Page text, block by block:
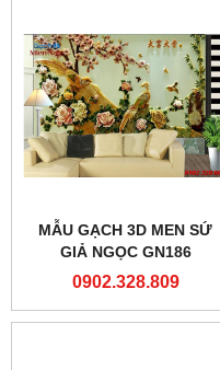
MẪU GẠCH 3D MEN SỨ
GIẢ NGỌC GN186
0902.328.809